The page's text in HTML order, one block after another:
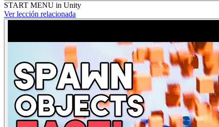
START MENU in Unity
Ver lección relacionada